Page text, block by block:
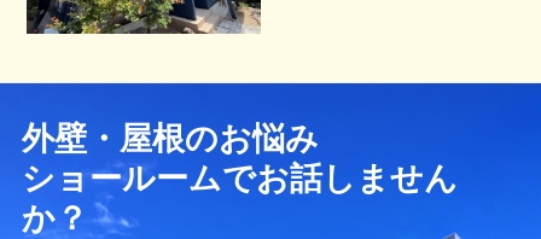
外壁・屋根のお悩み
ショールームでお話しません
か？